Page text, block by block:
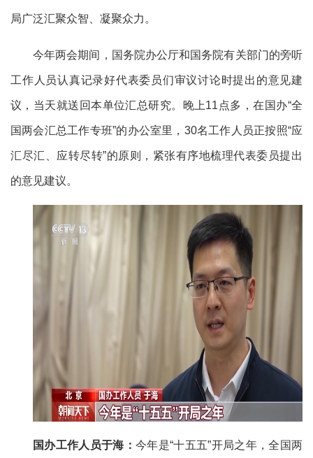
局广泛汇聚众智、凝聚众力。
今年两会期间，国务院办公厅和国务院有关部门的旁听
工作人员认真记录好代表委员们审议讨论时提出的意见建
议，当天就送回本单位汇总研究。晚上11点多，在国办“全
国两会汇总工作专班”的办公室里，30名工作人员正按照“应
汇尽汇、应转尽转”的原则，紧张有序地梳理代表委员提出
的意见建议。
国办工作人员于海： 今年是“十五五”开局之年，全国两